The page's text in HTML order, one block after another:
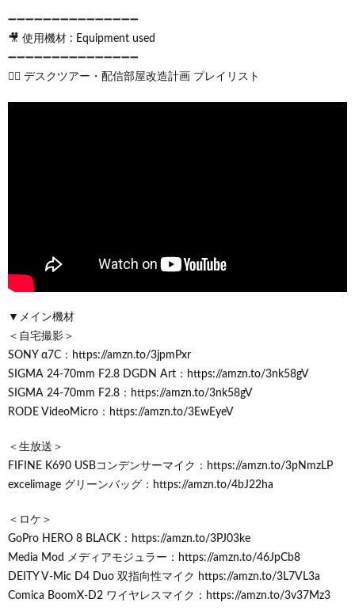
➖➖➖➖➖➖➖➖➖➖➖➖➖➖➖
🎥 使用機材 : Equipment used
➖➖➖➖➖➖➖➖➖➖➖➖➖➖➖
💁‍♀️ デスクツアー・配信部屋改造計画 プレイリスト
▼メイン機材
＜自宅撮影＞
SONY α7C：https://amzn.to/3jpmPxr
SIGMA 24-70mm F2.8 DGDN Art：https://amzn.to/3nk58gV
SIGMA 24-70mm F2.8：https://amzn.to/3nk58gV
RODE VideoMicro：https://amzn.to/3EwEyeV
＜生放送＞
FIFINE K690 USBコンデンサーマイク：https://amzn.to/3pNmzLP
excelimage グリーンバッグ：https://amzn.to/4bJ22ha
＜ロケ＞
GoPro HERO 8 BLACK：https://amzn.to/3PJ03ke
Media Mod メディアモジュラー：https://amzn.to/46JpCb8
DEITY V-Mic D4 Duo 双指向性マイク https://amzn.to/3L7VL3a
Comica BoomX-D2 ワイヤレスマイク：https://amzn.to/3v37Mz3